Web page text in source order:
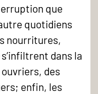
que
quotidiens
nourritures,
dans la
des
enfin, les